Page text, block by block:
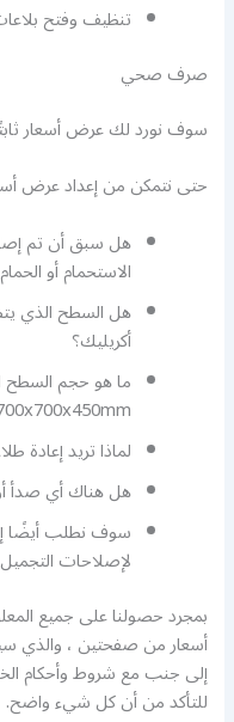
تنظيف وفتح
صرف صحي
سوف نورد لك عرض أسعار
حتى نتمكن من إعداد عرض
هل سبق أن تم
الاستحمام أو
هل السطح الذي
أكريليك؟
ما هو حجم السطح
لماذا تريد إعادة
هل هناك أي صدأ
سوف نطلب أيضًا
لإصلاحات
بمجرد حصولنا على جميع
أسعار من صفحتين ، والذي
إلى جنب مع شروط وأحكام
للتأكد من أن كل شيء واضح.